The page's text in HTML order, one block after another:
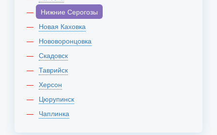
Нижние Серогозы
Новая Каховка
Нововоронцовка
Скадовск
Таврийск
Херсон
Цюрупинск
Чаплинка